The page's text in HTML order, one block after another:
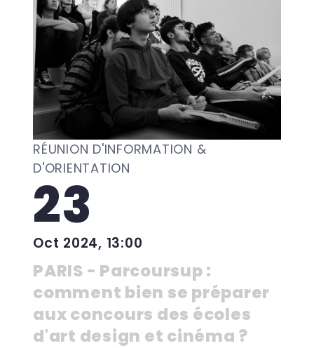
RÉUNION D'INFORMATION &
D'ORIENTATION
23
Oct 2024, 13:00
PARIS - Parcoursup :
comment bien se préparer
aux concours des écoles
d'art design et cinéma ?